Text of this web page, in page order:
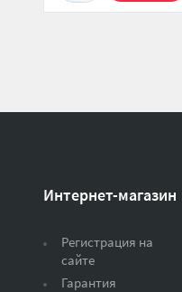
Интернет-магазин
Регистрация на
сайте
Гарантия